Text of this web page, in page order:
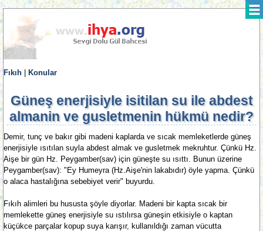
Fıkıh Konular
Güneş enerjisiyle isitilan su ile abdest
almanin ve gusletmenin hükmü nedir?
Demir, tunç ve bakır gibi madeni kaplarda ve sıcak memleketlerde güneş
enerjisiyle ısıtılan suyla abdest almak ve gusletmek mekruhtur. Çünkü Hz.
Aişe bir gün Hz. Peygamber(sav) için güneşte su ısıttı. Bunun üzerine
Peygamber(sav): "Ey Humeyra (Hz.Aişe'nin lakabıdır) öyle yapma. Çünkü
o alaca hastalığına sebebiyet verir" buyurdu.
Fıkıh alimleri bu hususta şöyle diyorlar. Madeni bir kapta sıcak bir
memlekette güneş enerjisiyle su ıstılırsa güneşin etkisiyle o kaptan
küçükce parçalar kopup suya karışır, kullanıldığı zaman vücutta